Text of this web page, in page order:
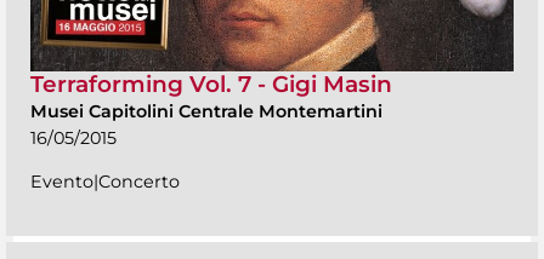
Terraforming Vol. 7 - Gigi Masin
Musei Capitolini Centrale Montemartini
16/05/2015
Evento|Concerto